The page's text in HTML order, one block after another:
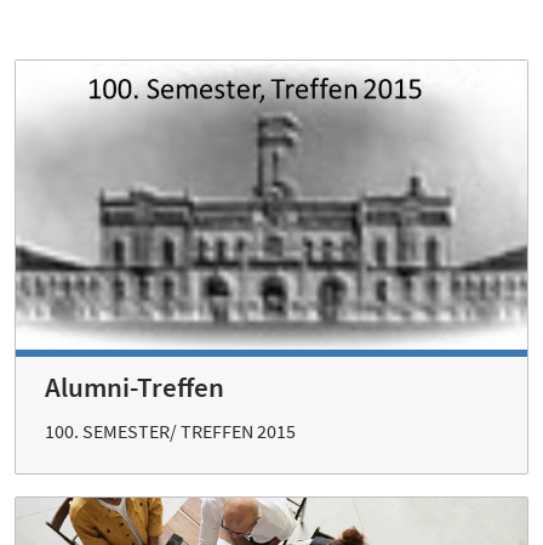
Alumni-Treffen
100. SEMESTER/ TREFFEN 2015